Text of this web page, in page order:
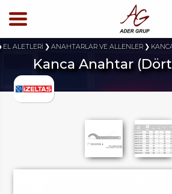
EL ALETLERİ ANAHTARLAR VE ALLENLER
Kanca Anahtar